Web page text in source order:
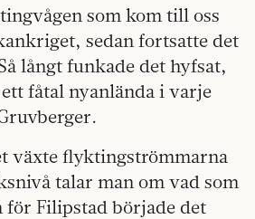
som kom till oss
sedan fortsatte det
långt funkade det hyfsat,
fåtal nyanlända i varje
växte flyktingströmmarna
talar man om vad som
för Filipstad började det